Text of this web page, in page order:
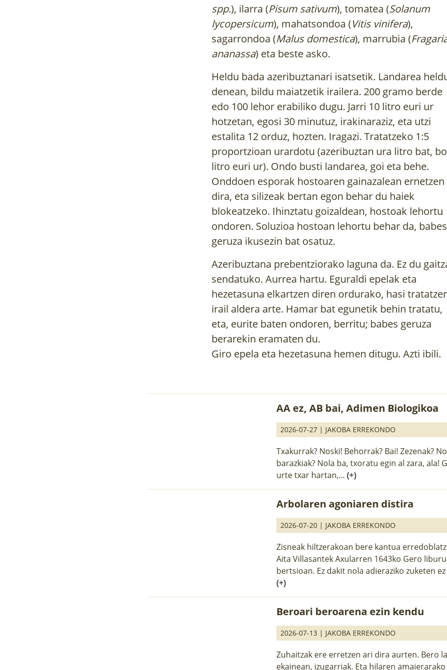
spp.), ilarra (Pisum sativum), tomatea (Solanum
lycopersicum), mahatsondoa (Vitis vinifera),
sagarrondoa (Malus domestica), marrubia (
ananassa) eta beste asko.
Heldu bada azeribuztanari isatsetik. Landarea
denean, bildu maiatzetik irailera. 200 gramo berde
edo 100 lehor erabiliko dugu. Jarri 10 litro euri ur
hotzetan, egosi 30 minutuz, irakinaraziz, eta utzi
estalita 12 orduz, hozten. Iragazi. Tratatzeko 1:5
proportzioan urardotu (azeribuztan ura litro bat,
litro euri ur). Ondo busti landarea, goi eta behe.
Onddoen esporak hostoaren gainazalean ernetzen
dira, eta silizeak bertan egon behar du haiek
blokeatzeko. Ihinztatu goizaldean, hostoak lehortu
ondoren. Soluzioa hostoan lehortu behar da,
geruza ikusezin bat osatuz.
Azeribuztana prebentziorako laguna da. Ez du
sendatuko. Aurrea hartu. Eguraldi epelak eta
hezetasuna elkartzen diren ordurako, hasi
irail aldera arte. Hamar bat egunetik behin tratatu,
eta, eurite baten ondoren, berritu; babes geruza
berarekin eramaten du.
Giro epela eta hezetasuna hemen ditugu. Azti ibili.
AA ez, AB bai, Adimen Biologikoa
2026-07-27 | JAKOBA ERREKONDO
Txakurrak? Noski! Behorrak? Bai! Zezenak?
barazkiak? Nola ba, txoratu egin al zara, ala!
urte txar hartan,...(+)
Arbolaren agoniaren distira
2026-07-20 | JAKOBA ERREKONDO
Zisneak hiltzerakoan bere kantua
Aita Villasantek Axularren 1643ko Gero
bertsioan. Ez dakit nola adieraziko zuketen
(+)
Beroari beroarena ezin kendu
2026-07-13 | JAKOBA ERREKONDO
Zuhaitzak ere erretzen ari dira aurten. Bero
ekainean, izugarriak. Eta hilaren